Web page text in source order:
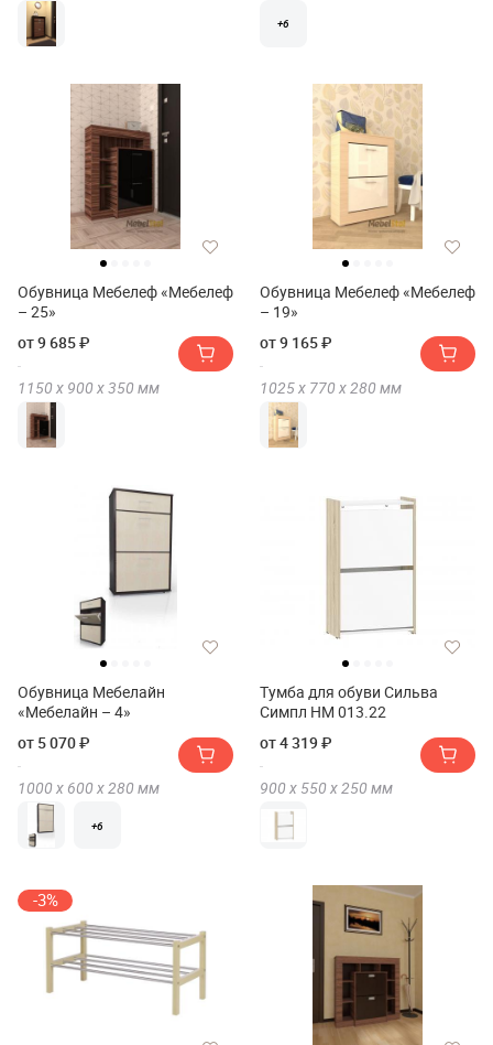
+6
Обувница Мебелеф «Мебелеф
– 25»
от 9 685 ₽
1150 х 900 х350 мм
Обувница Мебелеф «Мебелеф
– 19»
от 9 165 ₽
1025 х 770 х 280 мм
Обувница Мебелайн
«Мебелайн – 4»
от 5 070 ₽
1000 х 600 х280 мм
+6
Тумба для обуви Сильва
Симпл НМ 013.22
от 4 319 ₽
900 х 550 х250 мм
-3%